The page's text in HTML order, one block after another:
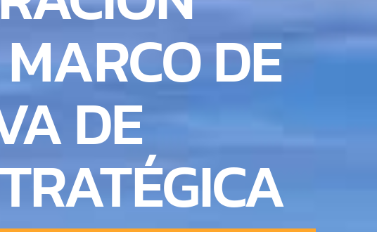
DE
DE